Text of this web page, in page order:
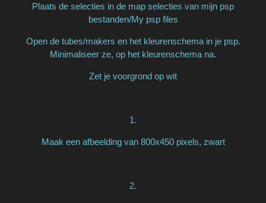
Plaats de selecties in de map selecties van mijn psp
bestanden/My psp files
Open de tubes/makers en het kleurenschema in je psp.
Minimaliseer ze, op het kleurenschema na.
Zet je voorgrond op wit
1.
Maak een afbeelding van 800x450 pixels, zwart
2.